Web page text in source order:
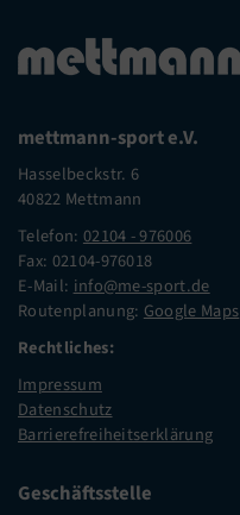
mettmann-sport e.V.
Hasselbeckstr. 6
40822 Mettmann
Telefon: 02104 - 976006
Fax: 02104-976018
E-Mail: info@me-sport.de
Routenplanung: Google Maps
Rechtliches:
Impressum
Datenschutz
Barrierefreiheitserklärung
Geschäftsstelle